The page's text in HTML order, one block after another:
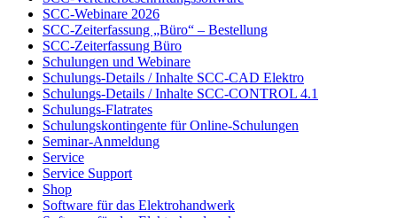
SCC-Webinare 2026
SCC-Zeiterfassung „Büro“ – Bestellung
SCC-Zeiterfassung Büro
Schulungen und Webinare
Schulungs-Details / Inhalte SCC-CAD Elektro
Schulungs-Details / Inhalte SCC-CONTROL 4.1
Schulungs-Flatrates
Schulungskontingente für Online-Schulungen
Seminar-Anmeldung
Service
Service Support
Shop
Software für das Elektrohandwerk